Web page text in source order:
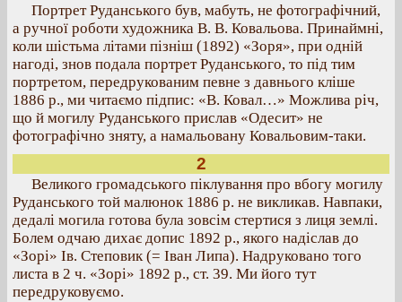
Портрет Руданського був, мабуть, не фотографічний,
а ручної роботи художника В. В. Ковальова. Принаймні,
коли шістьма літами пізніш (1892) «Зоря», при одній
нагоді, знов подала портрет Руданського, то під тим
портретом, передрукованим певне з давнього кліше
1886 р., ми читаємо підпис: «В. Ковал…» Можлива річ,
що й могилу Руданського прислав «Одесит» не
фотографічно зняту, а намальовану Ковальовим-таки.
2
Великого громадського піклування про вбогу могилу
Руданського той малюнок 1886 р. не викликав. Навпаки,
дедалі могила готова була зовсім стертися з лиця землі.
Болем одчаю дихає допис 1892 р., якого надіслав до
«Зорі» Ів. Степовик (= Іван Липа). Надруковано того
листа в 2 ч. «Зорі» 1892 р., ст. 39. Ми його тут
передруковуємо.